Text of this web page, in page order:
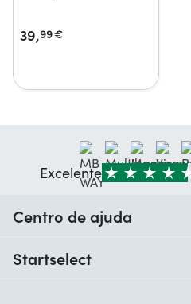
39,99€
Excelente
Centro de ajuda
Startselect